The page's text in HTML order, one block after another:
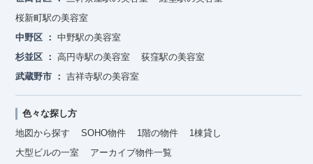
桜新町駅の美容室
中野区
中野駅の美容室
杉並区
高円寺駅の美容室
荻窪駅の美容室
武蔵野市
吉祥寺駅の美容室
色々な探し方
地図から探す
SOHO物件 1階の物件
1棟貸し
大型ビルの一室
アーカイブ物件一覧